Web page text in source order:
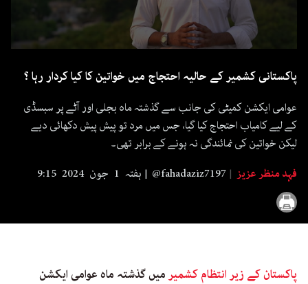
پاکستانی کشمیر کے حالیہ احتجاج میں خواتین کا کیا کردار رہا ؟
عوامی ایکشن کمیٹی کی جانب سے گذشتہ ماہ بجلی اور آٹے پر سبسڈی
کے لیے کامیاب احتجاج کیا گیا، جس میں مرد تو پیش پیش دکھائی دیے
لیکن خواتین کی نمائندگی نہ ہونے کے برابر تھی۔
فہد منظر عزیز
@fahadaziz7197 ہفتہ 1 جون 2024 9:15
پاکستان کے زیر انتظام کشمیر میں گذشتہ ماہ عوامی ایکشن